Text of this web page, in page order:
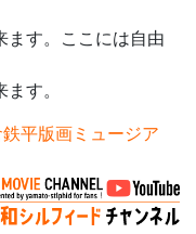
ます。ここには自由
す。
ン
平版画ミュージア